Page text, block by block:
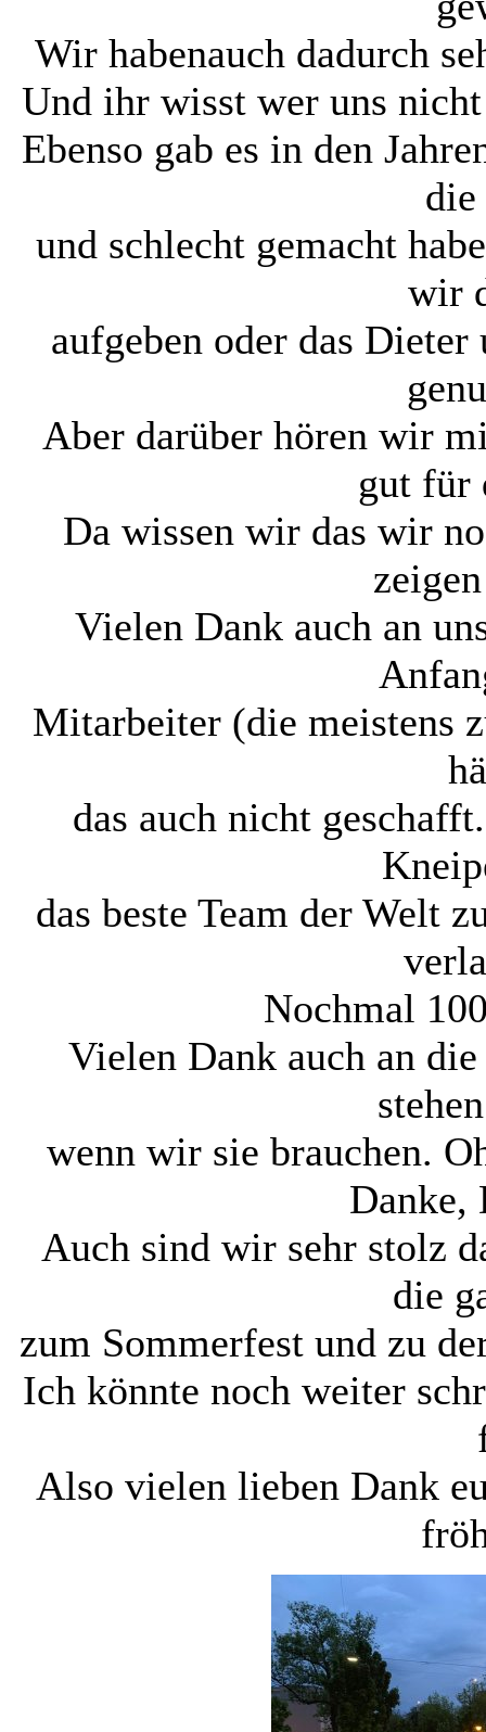
Wir habenauch dadurch
Und ihr wisst wer uns
Ebenso gab es in den
die
und schlecht gemacht
wir
aufgeben oder das
Aber darüber hören wir
gut für
Da wissen wir das wir
Vielen Dank auch an
Mitarbeiter (die meistens
das auch nicht
das beste Team der Welt
Nochmal
Vielen Dank auch an
wenn wir sie brauchen.
Danke,
Auch sind wir sehr stolz
die
zum Sommerfest und zu
Ich könnte noch weiter
Also vielen lieben Dank